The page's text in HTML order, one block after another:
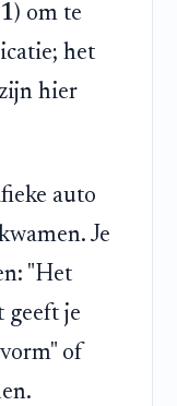
) om te
het
hier
auto
Je
"Het
geeft je
of